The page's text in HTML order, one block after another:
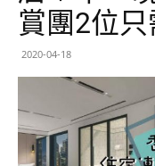
賞團2位只
2020-04-18